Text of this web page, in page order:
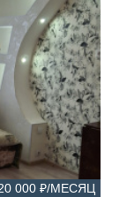
000 ₽/МЕСЯЦ